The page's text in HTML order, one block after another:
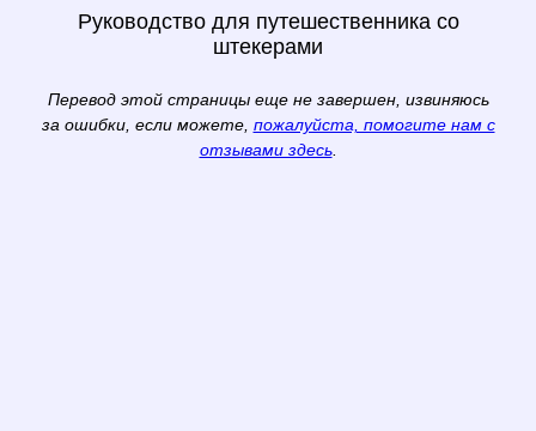
Руководство для путешественника со
штекерами
Перевод этой страницы еще не завершен, извиняюсь
за ошибки, если можете, пожалуйста, помогите нам с
отзывами здесь.